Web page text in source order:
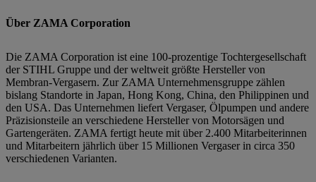
Über ZAMA Corporation
Die ZAMA Corporation ist eine 100-prozentige Tochtergesellschaft
der STIHL Gruppe und der weltweit größte Hersteller von
Membran-Vergasern. Zur ZAMA Unternehmensgruppe zählen
bislang Standorte in Japan, Hong Kong, China, den Philippinen und
den USA. Das Unternehmen liefert Vergaser, Ölpumpen und andere
Präzisionsteile an verschiedene Hersteller von Motorsägen und
Gartengeräten. ZAMA fertigt heute mit über 2.400 Mitarbeiterinnen
und Mitarbeitern jährlich über 15 Millionen Vergaser in circa 350
verschiedenen Varianten.